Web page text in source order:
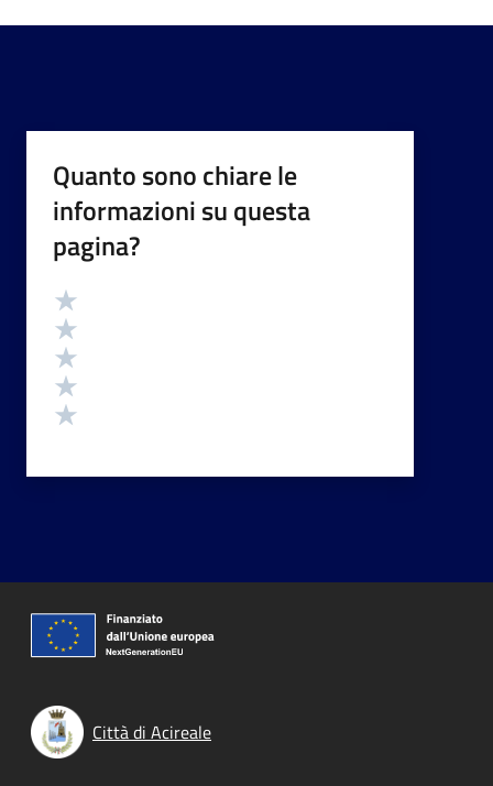
Quanto sono chiare le
informazioni su questa
pagina?
Valutazione
Città di Acireale